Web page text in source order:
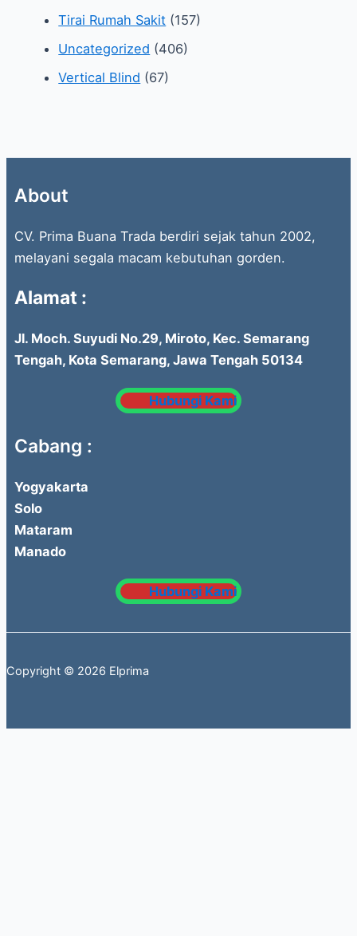
Tirai Rumah Sakit (157)
Uncategorized (406)
Vertical Blind (67)
About
CV. Prima Buana Trada berdiri sejak tahun 2002,
melayani segala macam kebutuhan gorden.
Alamat :
Jl. Moch. Suyudi No.29, Miroto, Kec. Semarang
Tengah, Kota Semarang, Jawa Tengah 50134
Hubungi Kami
Cabang :
Yogyakarta
Solo
Mataram
Manado
Hubungi Kami
Copyright © 2026 Elprima